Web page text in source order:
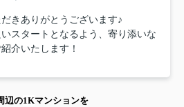
きありがとうございます♪
スタートとなるよう、寄り添いな
介いたします！
辺の1Kマンションを